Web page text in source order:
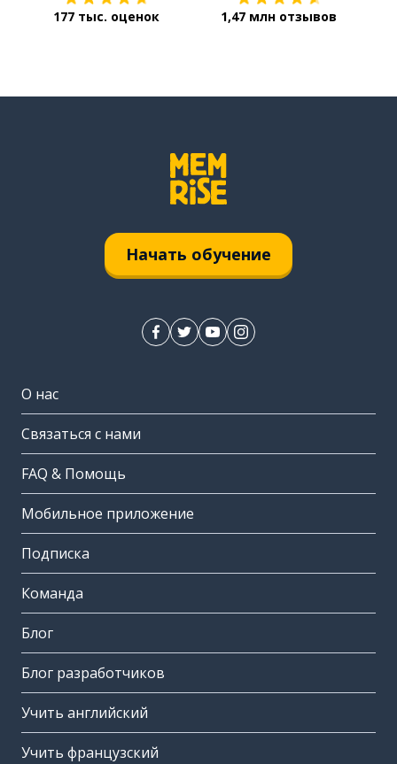
177 тыс. оценок 1,47 млн отзывов
Начать обучение
О нас
Связаться с нами
FAQ & Помощь
Мобильное приложение
Подписка
Команда
Блог
Блог разработчиков
Учить английский
Учить французский